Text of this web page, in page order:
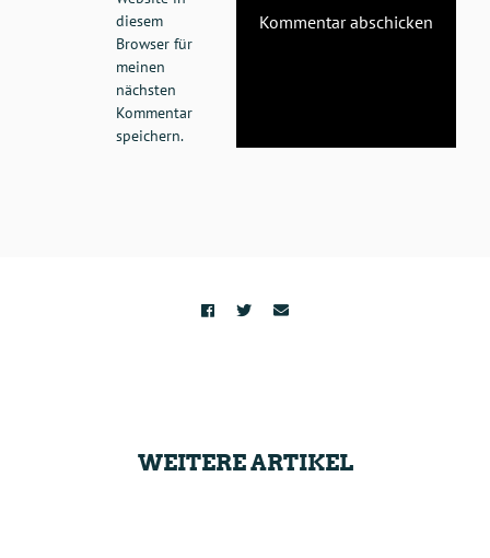
diesem
Browser für
meinen
nächsten
Kommentar
speichern.
WEITERE ARTIKEL